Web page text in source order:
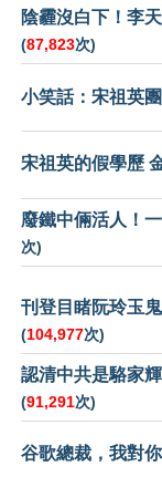
陰霾沒白下！李
(87,823次)
小笑話：宋祖英
宋祖英的假學歷
廢鐵中倆活人！
次)
刊登目睹阮玲玉
(104,977次)
認清中共是駱家
(91,291次)
谷歌總裁，我對